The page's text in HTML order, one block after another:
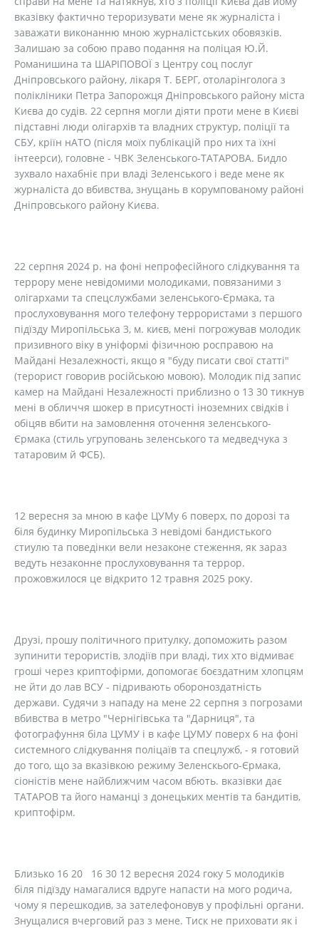
вказівку фактично тероризувати мене як журналіста і
заважати виконанню мною журналістських обовязків.
Залишаю за собою право подання на поліцая Ю.Й.
Романишина та ШАРІПОВОЇ з Центру соц послуг
Дніпровського району, лікаря Т. БЕРГ, отоларінголога з
полікліники Петра Запорожця Дніпровського району міста
Києва до судів. 22 серпня могли діяти проти мене в Києві
підставні люди олігархів та владних структур, поліції та
СБУ, кріїн нАТО (після моїх публікацій про них та їхні
інтеерси), головне - ЧВК Зеленського-ТАТАРОВА. Бидло
зухвало нахабніє при владі Зеленського і веде мене як
журналіста до вбивства, знущань в корумпованому районі
Дніпровського району Києва.
22 серпня 2024 р. на фоні непрофесійного слідкування та
террору мене невідомими молодиками, повязаними з
олігархами та спецслужбами зеленського-Єрмака, та
прослуховування мого телефону террористами з першого
підїзду Миропільська 3, м. києв, мені погрожував молодик
призивного віку в уніформі фізичною росправою на
Майдані Незалежності, якщо я "буду писати свої статті"
(терорист говорив російською мовою). Молодик під запис
камер на Майдані Незалежності приблизно о 13 30 тикнув
мені в обличчя шокер в присутності іноземних свідків і
обіцяв вбити на замовлення оточення зеленського-
Єрмака (стиль угруповань зеленського та медведчука з
татаровим й ФСБ).
12 вересня за мною в кафе ЦУМу 6 поверх, по дорозі та
біля будинку Миропільська 3 невідомі бандистького
стиулю та поведінки вели незаконе стеження, як зараз
ведуть незаконне прослуховування та террор.
прожовжилося це відкрито 12 травня 2025 року.
Друзі, прошу політичного притулку, допоможить разом
зупинити терористів, злодіїв при владі, тих хто відмиває
гроші через криптофірми, допомогає боєздатним хлопцям
не йти до лав ВСУ - підривають обороноздатність
держави. Судячи з нападу на мене 22 серпня з погрозами
вбивства в метро "Чернігівська та "Дарниця", та
фотографуння біла ЦУМУ і в кафе ЦУМУ поверх 6 на фоні
системного слідкування поліцаїв та спецлужб, - я готовий
до того, що за вказівкою режиму Зеленскього-Єрмака,
сіоністів мене найближчим часом вбють. вказівки дає
ТАТАРОВ та його наманці з донецьких ментів та бандитів,
криптофірм.
Близько 16 20 16 30 12 вересня 2024 гоку 5 молодиків
біля підїзду намагалися вдруге напасти на мого родича,
чому я перешкодив, за зателефоновув у профільні органи.
Знущалися вчерговий раз з мене. Тиск не приховати як і